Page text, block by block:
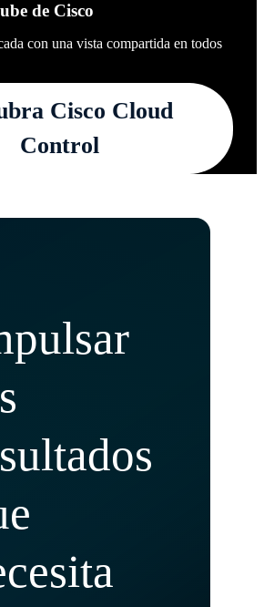
de Cisco
con una vista compartida en todos
Cisco Cloud
Control